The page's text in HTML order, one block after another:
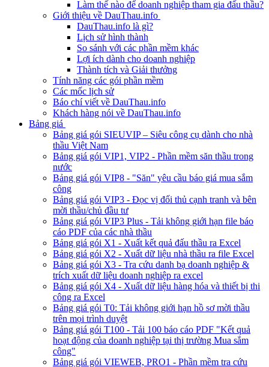
Làm thế nào để doanh nghiệp tham gia đấu thầu?
Giới thiệu về DauThau.info
DauThau.info là gì?
Lịch sử hình thành
So sánh với các phần mềm khác
Lợi ích dành cho doanh nghiệp
Thành tích và Giải thưởng
Tính năng các gói phần mềm
Các mốc lịch sử
Báo chí viết về DauThau.info
Khách hàng nói về DauThau.info
Bảng giá
Bảng giá gói SIEUVIP – Siêu công cụ dành cho nhà
thầu Việt Nam
Bảng giá gói VIP1, VIP2 - Phần mềm săn thầu trong
nước
Bảng giá gói VIP8 - "Săn" yêu cầu báo giá mua sắm
công
Bảng giá gói VIP3 - Đọc vị đối thủ cạnh tranh và bên
mời thầu/chủ đầu tư
Bảng giá gói VIP3 Plus - Tải không giới hạn file báo
cáo PDF của các nhà thầu
Bảng giá gói X1 - Xuất kết quả đấu thầu ra Excel
Bảng giá gói X2 - Xuất dữ liệu nhà thầu ra file Excel
Bảng giá gói X3 - Tra cứu danh bạ doanh nghiệp &
trích xuất dữ liệu doanh nghiệp ra excel
Bảng giá gói X4 - Xuất dữ liệu hàng hóa và thiết bị thi
công ra Excel
Bảng giá gói T0: Tải không giới hạn hồ sơ mời thầu
trên mọi trình duyệt
Bảng giá gói T100 - Tải 100 báo cáo PDF "Kết quả
hoạt động của doanh nghiệp tại thị trường Mua sắm
công"
Bảng giá gói VIEWEB, PRO1 - Phần mềm tra cứu